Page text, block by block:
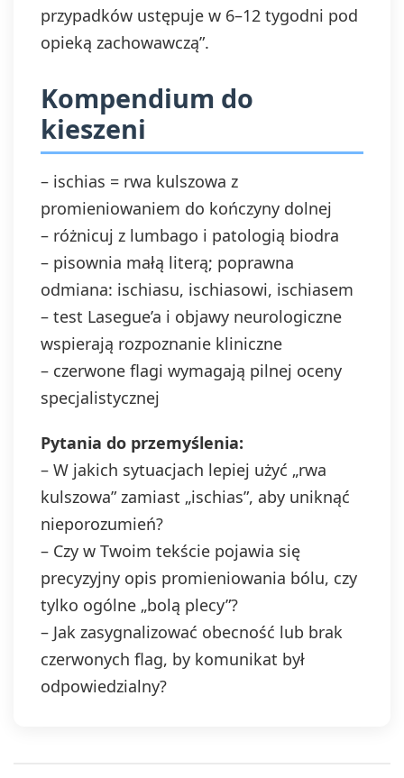
przypadków ustępuje w 6–12 tygodni pod
opieką zachowawczą”.
Kompendium do
kieszeni
– ischias = rwa kulszowa z
promieniowaniem do kończyny dolnej
– różnicuj z lumbago i patologią biodra
– pisownia małą literą; poprawna
odmiana: ischiasu, ischiasowi, ischiasem
– test Lasegue’a i objawy neurologiczne
wspierają rozpoznanie kliniczne
– czerwone flagi wymagają pilnej oceny
specjalistycznej
Pytania do przemyślenia:
– W jakich sytuacjach lepiej użyć „rwa
kulszowa” zamiast „ischias”, aby uniknąć
nieporozumień?
– Czy w Twoim tekście pojawia się
precyzyjny opis promieniowania bólu, czy
tylko ogólne „bolą plecy”?
– Jak zasygnalizować obecność lub brak
czerwonych flag, by komunikat był
odpowiedzialny?